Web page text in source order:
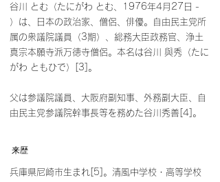
谷川 とむ（たにがわ とむ、1976年4月27日 -
）は、日本の政治家、僧侶、俳優。自由民主党所
属の衆議院議員（3期）、総務大臣政務官、浄土
真宗本願寺派万徳寺僧侶。本名は谷川 與秀（たに
がわ ともひで）[3]。
父は参議院議員、大阪府副知事、外務副大臣、自
由民主党参議院幹事長等を務めた谷川秀善[4]。
来歴
兵庫県尼崎市生まれ[5]。清風中学校・高等学校